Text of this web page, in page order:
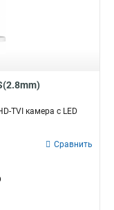
TVI камера с LED
Сравнить